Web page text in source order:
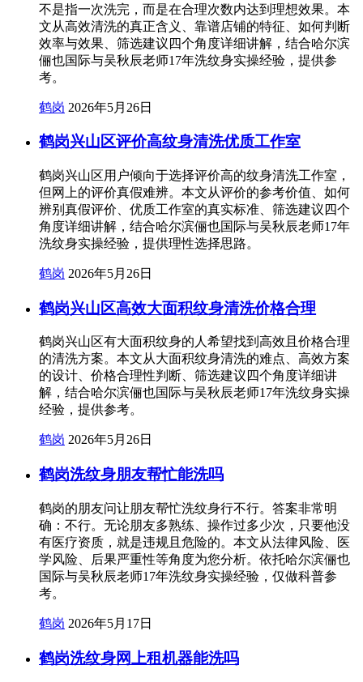
不是指一次洗完，而是在合理次数内达到理想效果。本
文从高效清洗的真正含义、靠谱店铺的特征、如何判断
效率与效果、筛选建议四个角度详细讲解，结合哈尔滨
俪也国际与吴秋辰老师17年洗纹身实操经验，提供参
考。
鹤岗 2026年5月26日
鹤岗兴山区评价高纹身清洗优质工作室
鹤岗兴山区用户倾向于选择评价高的纹身清洗工作室，
但网上的评价真假难辨。本文从评价的参考价值、如何
辨别真假评价、优质工作室的真实标准、筛选建议四个
角度详细讲解，结合哈尔滨俪也国际与吴秋辰老师17年
洗纹身实操经验，提供理性选择思路。
鹤岗 2026年5月26日
鹤岗兴山区高效大面积纹身清洗价格合理
鹤岗兴山区有大面积纹身的人希望找到高效且价格合理
的清洗方案。本文从大面积纹身清洗的难点、高效方案
的设计、价格合理性判断、筛选建议四个角度详细讲
解，结合哈尔滨俪也国际与吴秋辰老师17年洗纹身实操
经验，提供参考。
鹤岗 2026年5月26日
鹤岗洗纹身朋友帮忙能洗吗
鹤岗的朋友问让朋友帮忙洗纹身行不行。答案非常明
确：不行。无论朋友多熟练、操作过多少次，只要他没
有医疗资质，就是违规且危险的。本文从法律风险、医
学风险、后果严重性等角度为您分析。依托哈尔滨俪也
国际与吴秋辰老师17年洗纹身实操经验，仅做科普参
考。
鹤岗 2026年5月17日
鹤岗洗纹身网上租机器能洗吗